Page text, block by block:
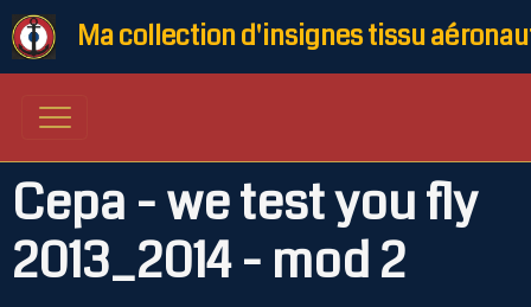
Ma collection d'insignes tissu
Cepa - we test you fly
2013_2014 - mod 2